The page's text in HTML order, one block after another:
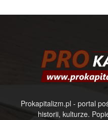
Prokapitalizm.pl - portal
historii, kulturze.